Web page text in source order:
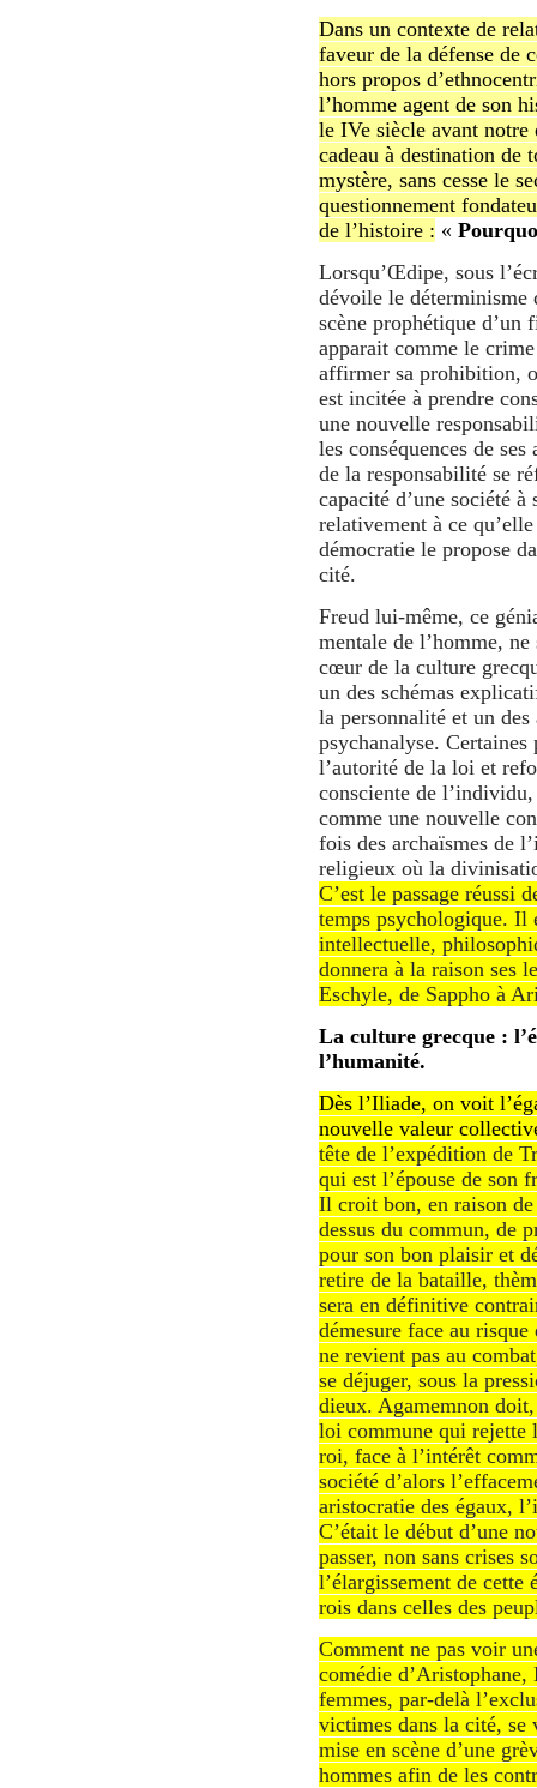
Dans un contexte de
faveur de la défense de
hors propos
l’homme agent de son
le IVe siècle avant
cadeau à destination de
mystère, sans cesse le
questionnement
de l’histoire : «
Lorsqu’Œdipe, sous
dévoile le déterminisme
scène prophétique d’un
apparait comme le
affirmer sa prohibition,
est incitée à prendre
une nouvelle
les conséquences de ses
de la responsabilité se
capacité d’une société
relativement à ce
démocratie le propose
cité.
Freud lui-même, ce
mentale de l’homme,
cœur de la culture
un des schémas
la personnalité et un
psychanalyse.
l’autorité de la loi et
consciente de
comme une nouvelle
fois des archaïsmes de
religieux où la
C’est le passage réussi
temps psychologique. Il
intellectuelle,
donnera à la raison ses
Eschyle, de Sappho à
La culture grecque :
l’humanité.
Dès l’Iliade, on voit
nouvelle valeur
tête de l’expédition de
qui est l’épouse de son
Il croit bon, en raison
dessus du commun, de
pour son bon plaisir et
retire de la bataille,
sera en définitive
démesure face au
ne revient pas au
se déjuger, sous la
dieux. Agamemnon
loi commune qui rejette
roi, face à l’intérêt
société d’alors
aristocratie des égaux,
C’était le début d’une
passer, non sans crises
l’élargissement de cette
rois dans celles des
Comment ne pas voir
comédie
femmes, par-delà
victimes dans la cité,
mise en scène d’une
hommes afin de les